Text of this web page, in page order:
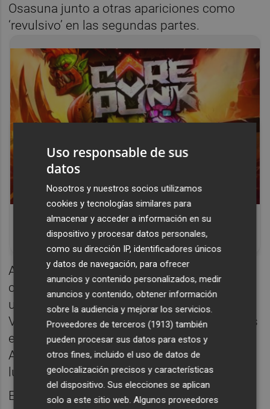
Osasuna junto a otras apariciones como
‘revulsivo’ en las segundas partes.
Corepunk MMORPG
Un verdadero MMORPG de la vieja escuela
¡Cómo los de antes, pero mejor!
Ahora, Iván Jaime ultima su puesta a punto
con cinco partidos donde se juega ganarse
una buena impresión del cuerpo técnico del
Valencia CF más allá del trabajo diario en los
entrenamientos. Las Palmas, Getafe, Alavés,
Athletic y Betis serán su ‘escaparate’ para
lucirse con la elástica valencianista.
En cuanto al jugador, está contento en el
Uso responsable de sus
datos
Nosotros y nuestros socios utilizamos
cookies y tecnologías similares para
almacenar y acceder a información en su
dispositivo y procesar datos personales,
como su dirección IP, identificadores únicos
y datos de navegación, para ofrecer
anuncios y contenido personalizados, medir
anuncios y contenido, obtener información
sobre la audiencia y mejorar los servicios.
Proveedores de terceros (1913) también
pueden procesar sus datos para estos y
otros fines, incluido el uso de datos de
geolocalización precisos y características
del dispositivo. Sus elecciones se aplican
solo a este sitio web. Algunos proveedores